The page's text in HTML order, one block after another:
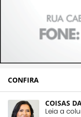
CONFIRA
COISAS
Leia a